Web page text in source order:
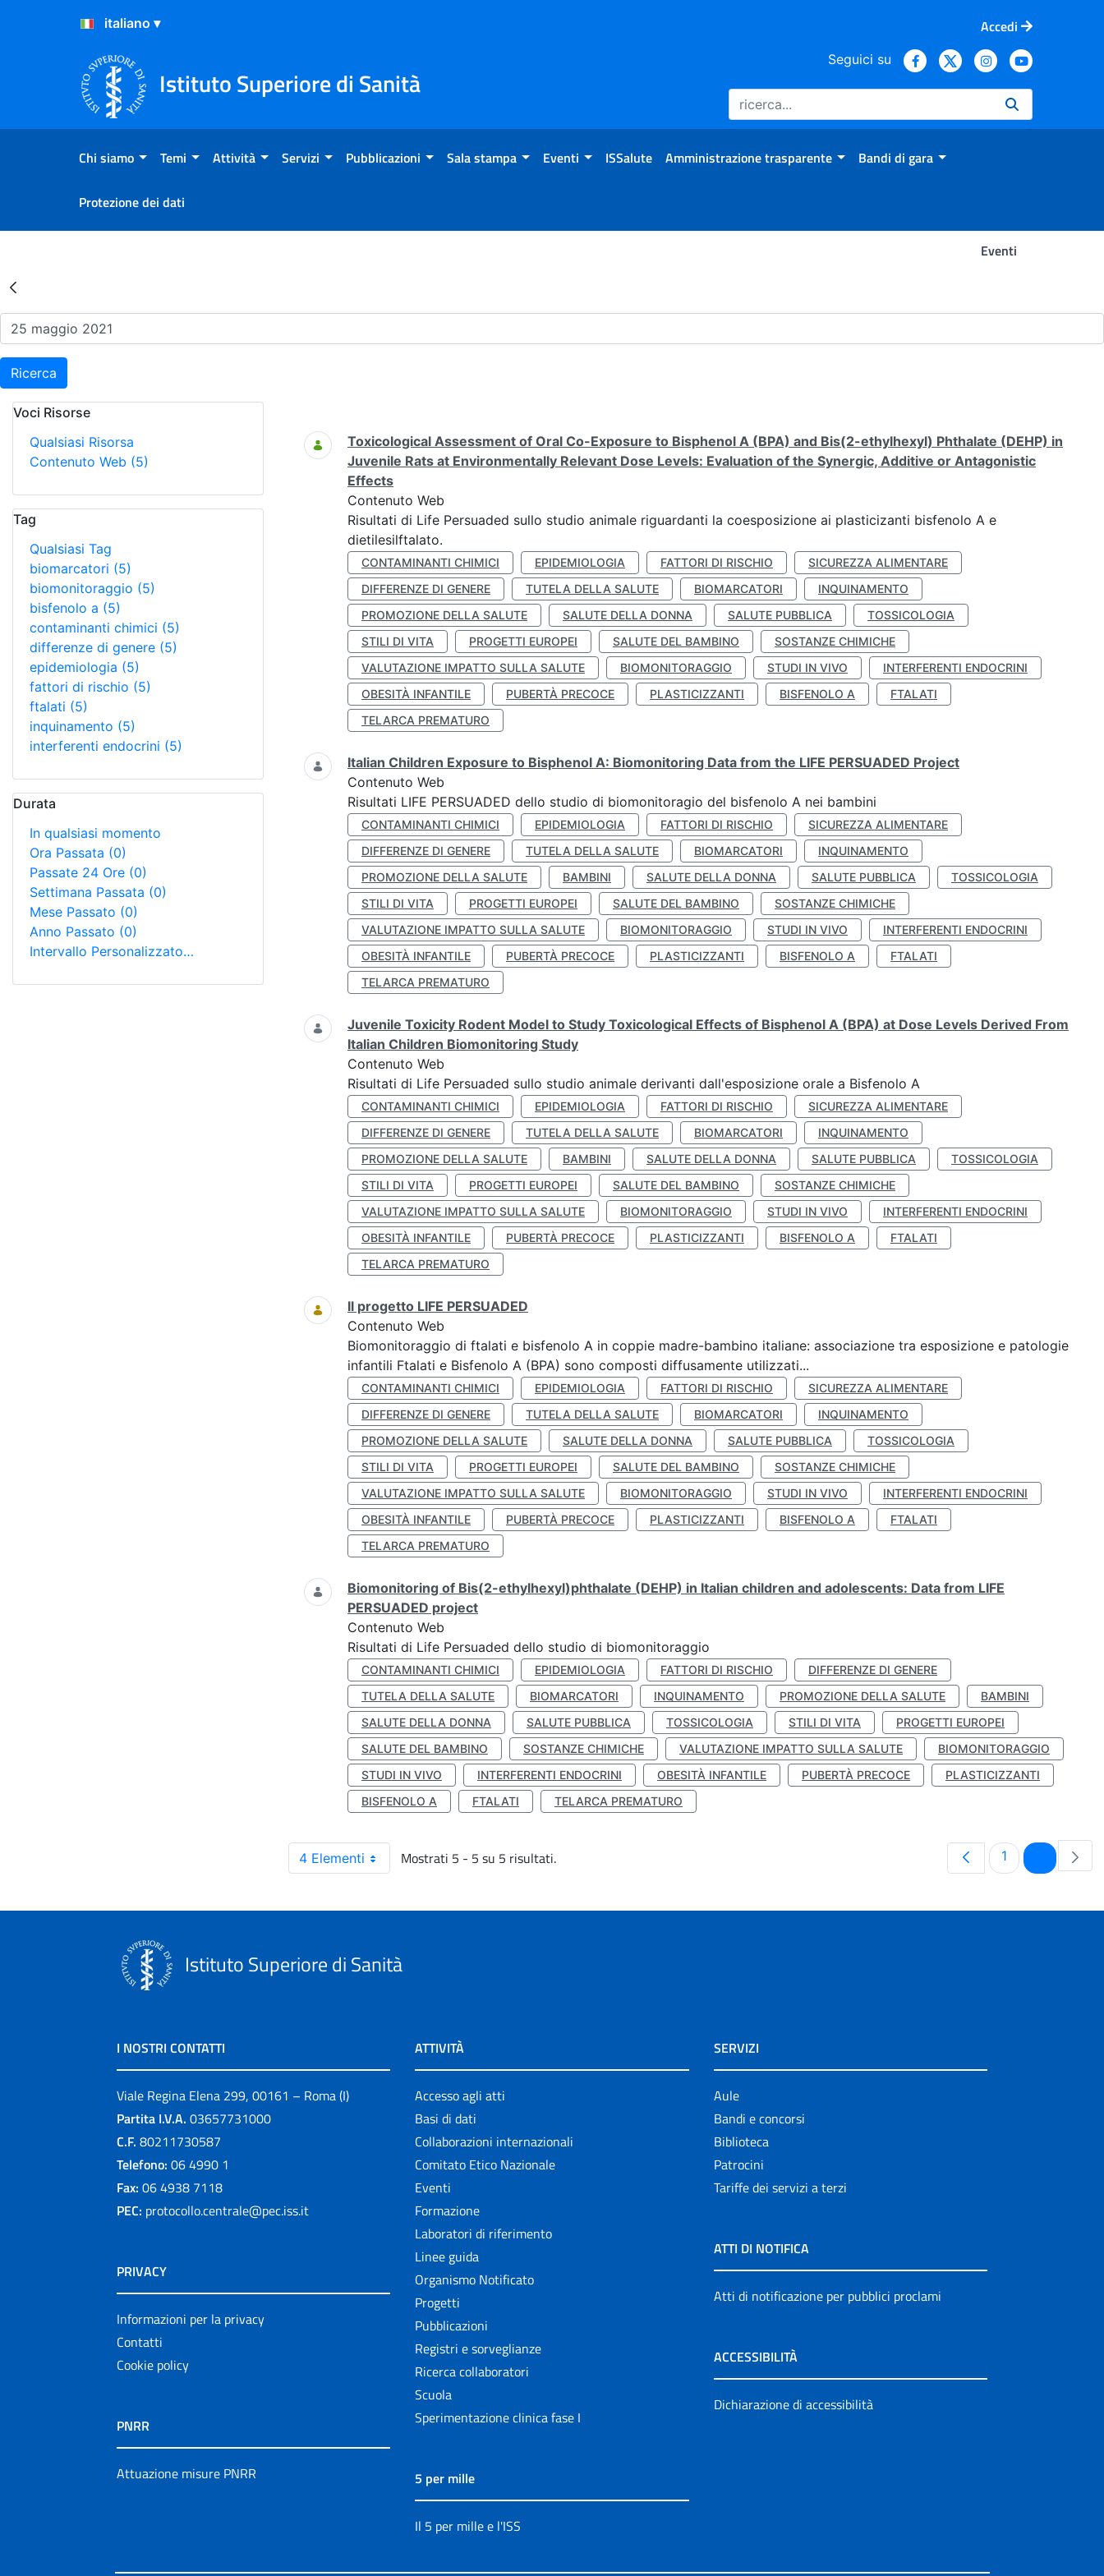
Salta al Contenuto
Salta al Footer
Accedi
Istituto Superiore di Sanità
Seguici su
Chi siamo Temi Attività Servizi Pubblicazioni Sala stampa Eventi ISSalute Amministrazione trasparente Bandi di gara
Protezione dei dati
Eventi
Risultati della Ricerca - Eventi
Ricerca
Voci Risorse
Qualsiasi Risorsa
Contenuto Web (5)
Tag
Qualsiasi Tag
biomarcatori (5)
biomonitoraggio (5)
bisfenolo a (5)
contaminanti chimici (5)
differenze di genere (5)
epidemiologia (5)
fattori di rischio (5)
ftalati (5)
inquinamento (5)
interferenti endocrini (5)
Durata
In qualsiasi momento
Ora Passata (0)
Passate 24 Ore (0)
Settimana Passata (0)
Mese Passato (0)
Anno Passato (0)
Intervallo Personalizzato…
Ricerca
Toxicological Assessment of Oral Co-Exposure to Bisphenol A (BPA) and Bis(2-ethylhexyl) Phthalate (DEHP) in
Juvenile Rats at Environmentally Relevant Dose Levels: Evaluation of the Synergic, Additive or Antagonistic
Effects
Contenuto Web
Risultati di Life Persuaded sullo studio animale riguardanti la coesposizione ai plasticizanti bisfenolo A e
dietilesilftalato.
CONTAMINANTI CHIMICI EPIDEMIOLOGIA FATTORI DI RISCHIO
SICUREZZA ALIMENTARE
DIFFERENZE DI GENERE
TUTELA DELLA SALUTE BIOMARCATORI
INQUINAMENTO
PROMOZIONE DELLA SALUTE
SALUTE DELLA DONNA SALUTE PUBBLICA
TOSSICOLOGIA
STILI DI VITA
PROGETTI EUROPEI SALUTE DEL BAMBINO
SOSTANZE CHIMICHE
VALUTAZIONE IMPATTO SULLA SALUTE
BIOMONITORAGGIO STUDI IN VIVO
INTERFERENTI ENDOCRINI
OBESITÀ INFANTILE
PUBERTÀ PRECOCE PLASTICIZZANTI BISFENOLO A
FTALATI
TELARCA PREMATURO
Italian Children Exposure to Bisphenol A: Biomonitoring Data from the LIFE PERSUADED Project
Contenuto Web
Risultati LIFE PERSUADED dello studio di biomonitoragio del bisfenolo A nei bambini
CONTAMINANTI CHIMICI EPIDEMIOLOGIA FATTORI DI RISCHIO
SICUREZZA ALIMENTARE
DIFFERENZE DI GENERE
TUTELA DELLA SALUTE BIOMARCATORI
INQUINAMENTO
PROMOZIONE DELLA SALUTE
BAMBINI SALUTE DELLA DONNA SALUTE PUBBLICA
TOSSICOLOGIA
STILI DI VITA
PROGETTI EUROPEI SALUTE DEL BAMBINO
SOSTANZE CHIMICHE
VALUTAZIONE IMPATTO SULLA SALUTE
BIOMONITORAGGIO STUDI IN VIVO
INTERFERENTI ENDOCRINI
OBESITÀ INFANTILE
PUBERTÀ PRECOCE PLASTICIZZANTI BISFENOLO A
FTALATI
TELARCA PREMATURO
Juvenile Toxicity Rodent Model to Study Toxicological Effects of Bisphenol A (BPA) at Dose Levels Derived From
Italian Children Biomonitoring Study
Contenuto Web
Risultati di Life Persuaded sullo studio animale derivanti dall'esposizione orale a Bisfenolo A
CONTAMINANTI CHIMICI EPIDEMIOLOGIA FATTORI DI RISCHIO
SICUREZZA ALIMENTARE
DIFFERENZE DI GENERE
TUTELA DELLA SALUTE BIOMARCATORI
INQUINAMENTO
PROMOZIONE DELLA SALUTE
BAMBINI SALUTE DELLA DONNA SALUTE PUBBLICA
TOSSICOLOGIA
STILI DI VITA
PROGETTI EUROPEI SALUTE DEL BAMBINO
SOSTANZE CHIMICHE
VALUTAZIONE IMPATTO SULLA SALUTE
BIOMONITORAGGIO STUDI IN VIVO
INTERFERENTI ENDOCRINI
OBESITÀ INFANTILE
PUBERTÀ PRECOCE PLASTICIZZANTI BISFENOLO A
FTALATI
TELARCA PREMATURO
Il progetto LIFE PERSUADED
Contenuto Web
Biomonitoraggio di ftalati e bisfenolo A in coppie madre-bambino italiane: associazione tra esposizione e patologie
infantili Ftalati e Bisfenolo A (BPA) sono composti diffusamente utilizzati...
CONTAMINANTI CHIMICI EPIDEMIOLOGIA FATTORI DI RISCHIO
SICUREZZA ALIMENTARE
DIFFERENZE DI GENERE
TUTELA DELLA SALUTE BIOMARCATORI
INQUINAMENTO
PROMOZIONE DELLA SALUTE
SALUTE DELLA DONNA SALUTE PUBBLICA
TOSSICOLOGIA
STILI DI VITA
PROGETTI EUROPEI SALUTE DEL BAMBINO
SOSTANZE CHIMICHE
VALUTAZIONE IMPATTO SULLA SALUTE
BIOMONITORAGGIO STUDI IN VIVO
INTERFERENTI ENDOCRINI
OBESITÀ INFANTILE
PUBERTÀ PRECOCE PLASTICIZZANTI BISFENOLO A
FTALATI
TELARCA PREMATURO
Biomonitoring of Bis(2-ethylhexyl)phthalate (DEHP) in Italian children and adolescents: Data from LIFE
PERSUADED project
Contenuto Web
Risultati di Life Persuaded dello studio di biomonitoraggio
CONTAMINANTI CHIMICI EPIDEMIOLOGIA FATTORI DI RISCHIO
DIFFERENZE DI GENERE
TUTELA DELLA SALUTE
BIOMARCATORI INQUINAMENTO PROMOZIONE DELLA SALUTE
BAMBINI
SALUTE DELLA DONNA
SALUTE PUBBLICA TOSSICOLOGIA STILI DI VITA
PROGETTI EUROPEI
SALUTE DEL BAMBINO
SOSTANZE CHIMICHE VALUTAZIONE IMPATTO SULLA SALUTE
BIOMONITORAGGIO
STUDI IN VIVO
INTERFERENTI ENDOCRINI OBESITÀ INFANTILE PUBERTÀ PRECOCE
PLASTICIZZANTI
BISFENOLO A
FTALATI TELARCA PREMATURO
4 Elementi Mostrati 5 - 5 su 5 risultati. Pagina
1 Pagina
Istituto Superiore di Sanità
I NOSTRI CONTATTI
Viale Regina Elena 299, 00161 – Roma (I)
Partita I.V.A. 03657731000
C.F. 80211730587
Telefono: 06 4990 1
Fax: 06 4938 7118
PEC: protocollo.centrale@pec.iss.it
PRIVACY
Informazioni per la privacy
Contatti
Cookie policy
PNRR
Attuazione misure PNRR
ATTIVITÀ
Accesso agli atti
Basi di dati
Collaborazioni internazionali
Comitato Etico Nazionale
Eventi
Formazione
Laboratori di riferimento
Linee guida
Organismo Notificato
Progetti
Pubblicazioni
Registri e sorveglianze
Ricerca collaboratori
Scuola
Sperimentazione clinica fase I
5 per mille
Il 5 per mille e l'ISS
SERVIZI
Aule
Bandi e concorsi
Biblioteca
Patrocini
Tariffe dei servizi a terzi
ATTI DI NOTIFICA
Atti di notificazione per pubblici proclami
ACCESSIBILITÀ
Dichiarazione di accessibilità